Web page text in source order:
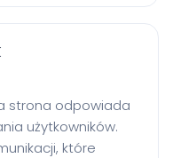
strona odpowiada
użytkowników.
które